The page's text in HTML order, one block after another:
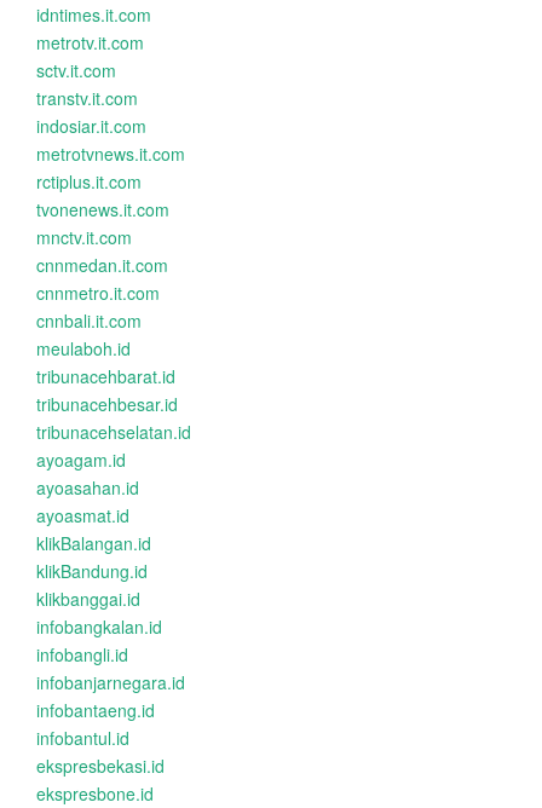
idntimes.it.com
metrotv.it.com
sctv.it.com
transtv.it.com
indosiar.it.com
metrotvnews.it.com
rctiplus.it.com
tvonenews.it.com
mnctv.it.com
cnnmedan.it.com
cnnmetro.it.com
cnnbali.it.com
meulaboh.id
tribunacehbarat.id
tribunacehbesar.id
tribunacehselatan.id
ayoagam.id
ayoasahan.id
ayoasmat.id
klikBalangan.id
klikBandung.id
klikbanggai.id
infobangkalan.id
infobangli.id
infobanjarnegara.id
infobantaeng.id
infobantul.id
ekspresbekasi.id
ekspresbone.id